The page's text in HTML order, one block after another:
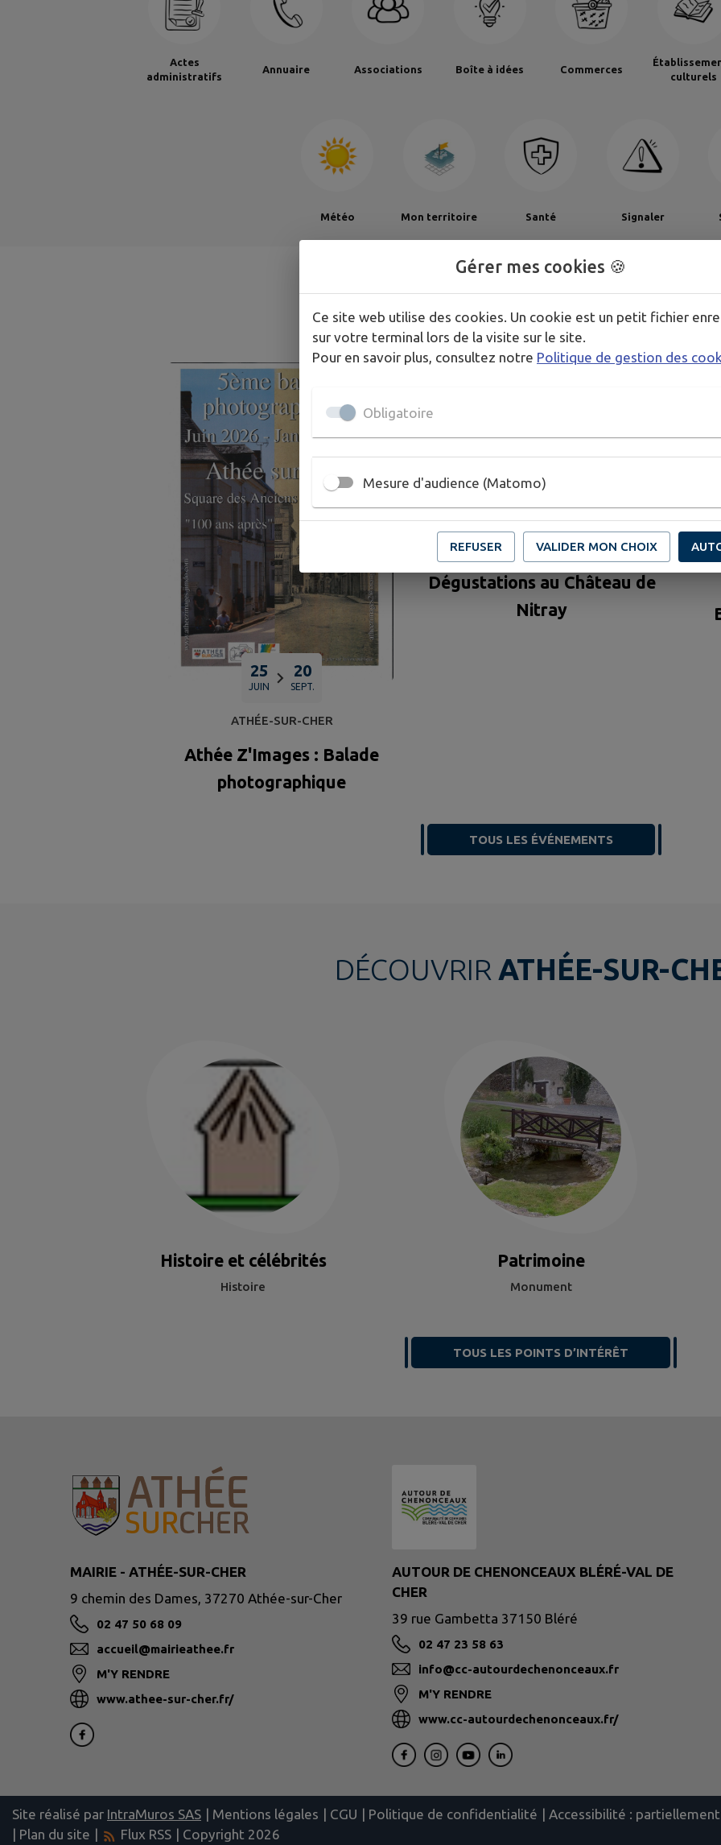
Actes
administratifs
Annuaire Associations Boîte à idées Commerces
culturels
Météo Mon territoire Santé Signaler
AGENDA DEMON
25
JUIN
20
SEPT.
ATHÉE-SUR-CHER
Athée Z'Images : Balade
photographique
ATHÉE-SUR-CHER
Dégustations au Château de
Nitray
TOUS LES ÉVÉNEMENTS
DÉCOUVRIR ATHÉE-SUR-
Histoire et célébrités
Histoire
Patrimoine
Monument
TOUS LES POINTS D’INTÉRÊT
MAIRIE - ATHÉE-SUR-CHER
9 chemin des Dames, 37270 Athée-sur-Cher
02 47 50 68 09
accueil@mairieathee.fr
M'Y RENDRE
www.athee-sur-cher.fr/
AUTOUR DE CHENONCEAUX BLÉRÉ-VAL DE
CHER
39 rue Gambetta 37150 Bléré
02 47 23 58 63
info@cc-autourdechenonceaux.fr
M'Y RENDRE
www.cc-autourdechenonceaux.fr/
Site réalisé par IntraMuros SAS Mentions légales CGU Politique de confidentialité
Accessibilité :
Plan du site Flux RSS | Copyright 2026
Gérer mes cookies 🍪
Ce site web utilise des cookies. Un cookie est un petit fichier
sur votre terminal lors de la visite sur le site.
Pour en savoir plus, consultez notre Politique de gestion des
Obligatoire
Mesure d'audience (Matomo)
REFUSER VALIDER MON CHOIX